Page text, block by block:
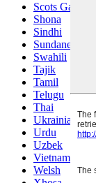
Scots Gaelic
Shona
Sindhi
Sundanese
Swahili
Tajik
Tamil
Telugu
Thai
Ukrainian
Urdu
Uzbek
Vietnamese
Welsh